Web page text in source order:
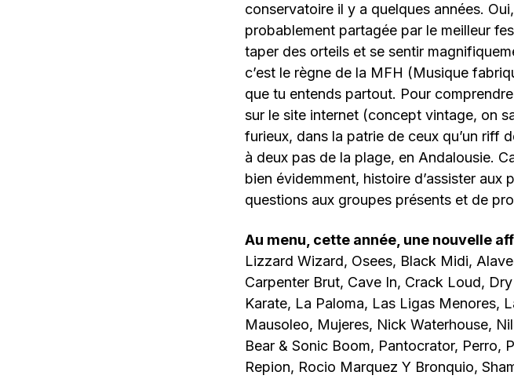
conservatoire il y a quelques années.
probablement partagée par le meilleur
taper des orteils et se sentir
c’est le règne de la MFH (Musique
que tu entends partout. Pour
sur le site internet (concept vintage, on
furieux, dans la patrie de ceux qu’un riff
à deux pas de la plage, en Andalousie.
bien évidemment, histoire d’assister
questions aux groupes présents et de
Au menu, cette année, une nouvelle
Lizzard Wizard, Osees, Black Midi,
Carpenter Brut, Cave In, Crack Loud,
Karate, La Paloma, Las Ligas Menores,
Mausoleo, Mujeres, Nick Waterhouse,
Bear & Sonic Boom, Pantocrator, Perro,
Repion, Rocio Marquez Y Bronquio,